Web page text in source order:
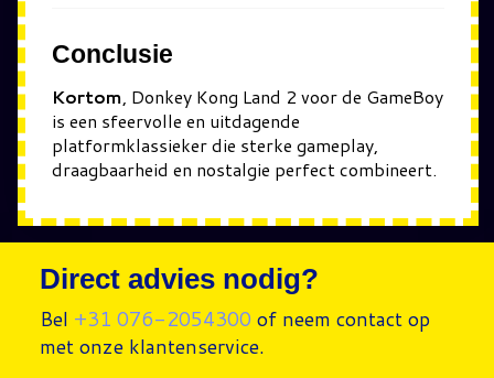
Conclusie
Kortom, Donkey Kong Land 2 voor de GameBoy
is een sfeervolle en uitdagende
platformklassieker die sterke gameplay,
draagbaarheid en nostalgie perfect combineert.
Direct advies nodig?
Bel +31 076-2054300 of neem contact op
met onze klantenservice.